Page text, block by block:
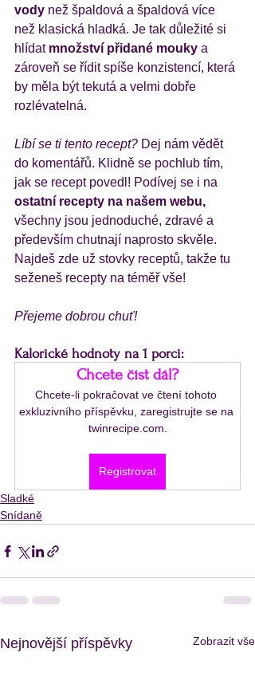
vody než špaldová a špaldová více
než klasická hladká. Je tak důležité si
hlídat množství přidané mouky a
zároveň se řídit spíše konzistencí, která
by měla být tekutá a velmi dobře
rozlévatelná.
Líbí se ti tento recept? Dej nám vědět
do komentářů. Klidně se pochlub tím,
jak se recept povedl! Podívej se i na
ostatní recepty na našem webu,
všechny jsou jednoduché, zdravé a
především chutnají naprosto skvěle.
Najdeš zde už stovky receptů, takže tu
seženeš recepty na téměř vše!
Přejeme dobrou chuť!
Kalorické hodnoty na 1 porci:
Chcete číst dál?
Chcete-li pokračovat ve čtení tohoto
exkluzivního příspěvku, zaregistrujte se na
twinrecipe.com.
Registrovat
Sladké
Snídaně
Nejnovější příspěvky Zobrazit vše